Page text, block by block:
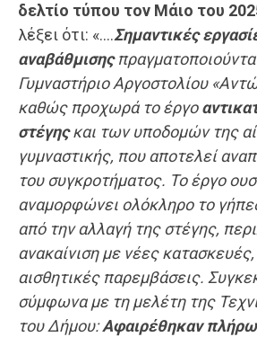
δελτίο τύπου τον Μάιο του
λέξει ότι: «….Σημαντικές
αναβάθμισης
Γυμναστήριο Αργοστολίου
καθώς προχωρά το έργο
στέγηςκαι των υποδομών της
γυμναστικής, που αποτελεί
του συγκροτήματος. Το έργο
αναμορφώνει ολόκληρο το
από την αλλαγή της στέγης,
ανακαίνιση με νέες κατασκευές,
αισθητικές παρεμβάσεις.
σύμφωνα με τη μελέτη της
του Δήμου:Αφαιρέθηκαν